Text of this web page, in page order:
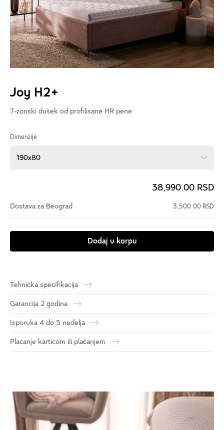
Joy H2+
7-zonski dušek od profilisane HR pene
Dimenzije
190x80
38,990.00 RSD
Dostava za Beograd 3,500.00 RSD
Dodaj u korpu
Tehnička specifikacija
Garancija 2 godina
Isporuka 4 do 5 nedelja
Plaćanje karticom ili plaćanjem